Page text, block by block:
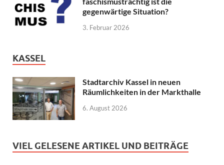
gegenwärtige Situation?
3. Februar 2026
KASSEL
Stadtarchiv Kassel in neuen
Räumlichkeiten in der Markthalle
6. August 2026
VIEL GELESENE ARTIKEL UND BEITRÄGE